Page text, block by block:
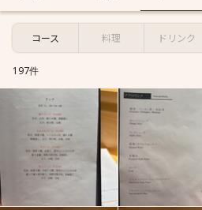
コース 料理 ドリンク
197件